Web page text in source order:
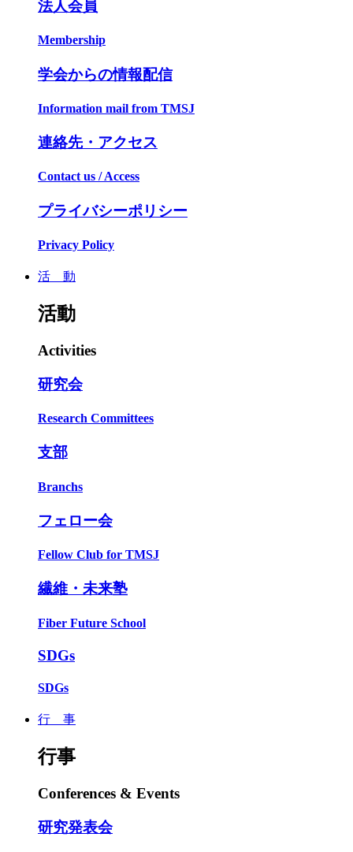
法人会員
Membership
学会からの情報配信
Information mail from TMSJ
連絡先・アクセス
Contact us / Access
プライバシーポリシー
Privacy Policy
活 動
活動
Activities
研究会
Research Committees
支部
Branchs
フェロー会
Fellow Club for TMSJ
繊維・未来塾
Fiber Future School
SDGs
SDGs
行 事
行事
Conferences & Events
研究発表会